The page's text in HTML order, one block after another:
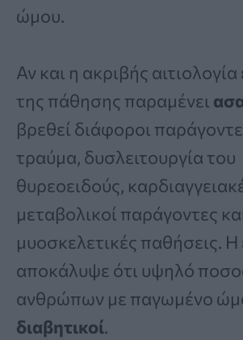
ώμου.
Αν και η ακριβής
της πάθησης παραμένει
βρεθεί διάφοροι
τραύμα, δυσλειτουργία του
θυρεοειδούς,
μεταβολικοί παράγοντες
μυοσκελετικές παθήσεις. Η
αποκάλυψε ότι υψηλό
ανθρώπων με παγωμένο ώμο
διαβητικοί.